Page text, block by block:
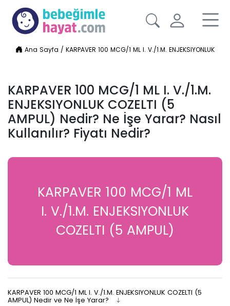
Ana Sayfa /KARPAVER 100 MCG/1 ML I. V./1.M. ENJEKSIYONLUK
KARPAVER 100 MCG/1 ML I. V./1.M.
ENJEKSIYONLUK COZELTI (5
AMPUL) Nedir? Ne İşe Yarar? Nasıl
Kullanılır? Fiyatı Nedir?
KARPAVER 100 MCG/1 ML
I. V./1.M. ENJEKSIYONLUK
COZELTI (5 AMPUL)
KARPAVER 100 MCG/1 ML I. V./1.M. ENJEKSIYONLUK COZELTI (5
AMPUL) Nedir ve Ne İşe Yarar?